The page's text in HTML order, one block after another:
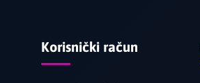
Korisnički račun